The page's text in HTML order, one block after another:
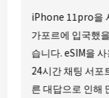
iPhone 11pro을
가포르에 입국했
습니다. eSIM을
24시간 채팅 서포
른 대답으로 인해